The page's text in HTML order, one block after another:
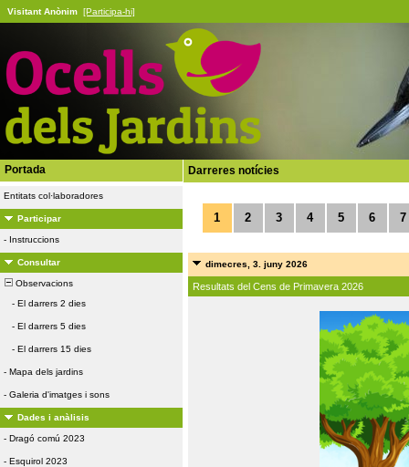
Visitant Anònim [Participa-hi]
Portada
Entitats col·laboradores
Participar
- Instruccions
Consultar
Observacions
- El darrers 2 dies
- El darrers 5 dies
- El darrers 15 dies
- Mapa dels jardins
- Galeria d'imatges i sons
Dades i anàlisis
- Dragó comú 2023
- Esquirol 2023
Darreres notícies
1 2 3 4 5 6 7
dimecres, 3. juny 2026
Resultats del Cens de Primavera 2026